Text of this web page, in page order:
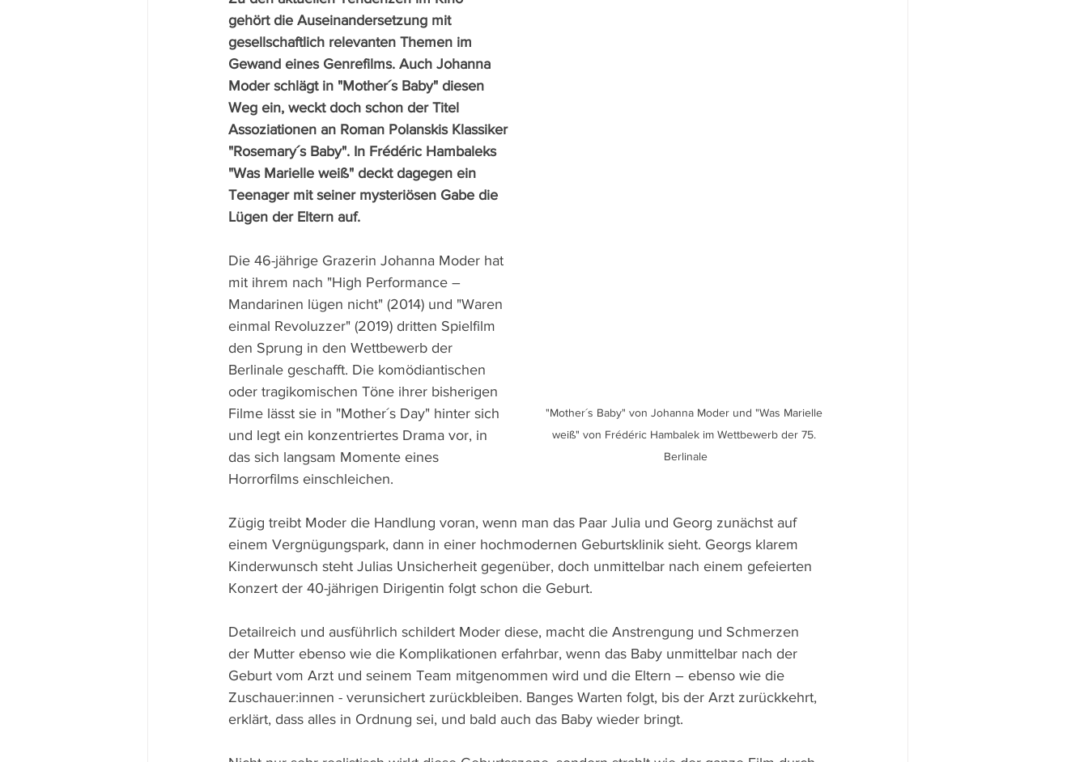
"Mother´s Baby" von Johanna Moder und "Was Marielle
weiß" von Frédéric Hambalek im Wettbewerb der 75.
Berlinale
gehört die Auseinandersetzung mit
gesellschaftlich relevanten Themen im
Gewand eines Genrefilms. Auch Johanna
Moder schlägt in "Mother´s Baby" diesen
Weg ein, weckt doch schon der Titel
Assoziationen an Roman Polanskis Klassiker
"Rosemary´s Baby". In Frédéric Hambaleks
"Was Marielle weiß" deckt dagegen ein
Teenager mit seiner mysteriösen Gabe die
Lügen der Eltern auf.
Die 46-jährige Grazerin Johanna Moder hat
mit ihrem nach "High Performance –
Mandarinen lügen nicht" (2014) und "Waren
einmal Revoluzzer" (2019) dritten Spielfilm
den Sprung in den Wettbewerb der
Berlinale geschafft. Die komödiantischen
oder tragikomischen Töne ihrer bisherigen
Filme lässt sie in "Mother´s Day" hinter sich
und legt ein konzentriertes Drama vor, in
das sich langsam Momente eines
Horrorfilms einschleichen.
Zügig treibt Moder die Handlung voran, wenn man das Paar Julia und Georg zunächst auf
einem Vergnügungspark, dann in einer hochmodernen Geburtsklinik sieht. Georgs klarem
Kinderwunsch steht Julias Unsicherheit gegenüber, doch unmittelbar nach einem gefeierten
Konzert der 40-jährigen Dirigentin folgt schon die Geburt.
Detailreich und ausführlich schildert Moder diese, macht die Anstrengung und Schmerzen
der Mutter ebenso wie die Komplikationen erfahrbar, wenn das Baby unmittelbar nach der
Geburt vom Arzt und seinem Team mitgenommen wird und die Eltern – ebenso wie die
Zuschauer:innen - verunsichert zurückbleiben. Banges Warten folgt, bis der Arzt zurückkehrt,
erklärt, dass alles in Ordnung sei, und bald auch das Baby wieder bringt.